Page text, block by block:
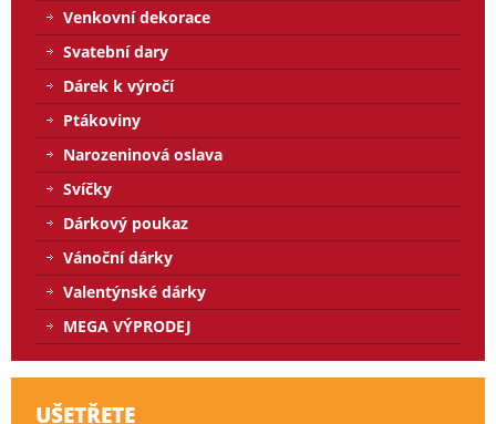
Venkovní dekorace
Svatební dary
Dárek k výročí
Ptákoviny
Narozeninová oslava
Svíčky
Dárkový poukaz
Vánoční dárky
Valentýnské dárky
MEGA VÝPRODEJ
UŠETŘETE